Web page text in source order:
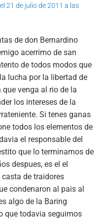
el 21 de julio de 2011 a las
de don Bernardino
acerrimo de san
de todos modos que
lucha por la libertad de
que venga al rio de la
los intereses de la
Si tenes ganas
todos los elementos de
el responsable del
que lo terminamos de
despues, es el el
casta de traidores
condenaron al pais al
algo de la Baring
que todavia seguimos